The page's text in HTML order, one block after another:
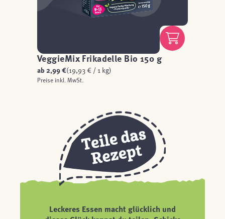
VeggieMix Frikadelle Bio 150 g
ab 2,99 €(19,93 € / 1 kg)
Preise inkl. MwSt.
Leckeres Essen macht glücklich und